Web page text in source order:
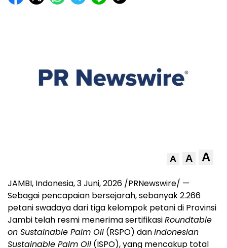
A A A
JAMBI, Indonesia,3 Juni, 2026 /PRNewswire/ —
Sebagai pencapaian bersejarah, sebanyak 2.266
petani swadaya dari tiga kelompok petani di Provinsi
Jambi telah resmi menerima sertifikasiRoundtable
on Sustainable Palm Oil (RSPO) danIndonesian
Sustainable Palm Oil (ISPO), yang mencakup total